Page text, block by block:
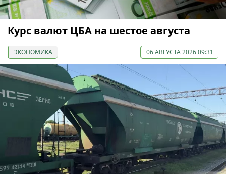
Курс валют ЦБА на шестое августа
ЭКОНОМИКА 06 АВГУСТА 2026 09:31